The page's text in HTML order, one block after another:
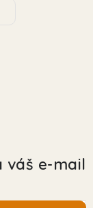
váš e-mail